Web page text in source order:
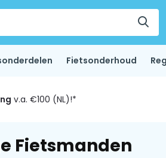
Fietsonderhoud
v.a. €100 (NL)!*
Fietsmanden